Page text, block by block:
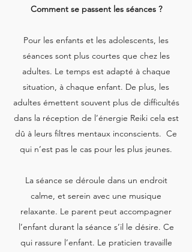
Comment se passent les séances ?
Pour les enfants et les adolescents, les
séances sont plus courtes que chez les
adultes. Le temps est adapté à chaque
situation, à chaque enfant. De plus, les
adultes émettent souvent plus de difficultés
dans la réception de l’énergie Reiki cela est
dû à leurs filtres mentaux inconscients. Ce
qui n’est pas le cas pour les plus jeunes.
La séance se déroule dans un endroit
calme, et serein avec une musique
relaxante. Le parent peut accompagner
l’enfant durant la séance s’il le désire. Ce
qui rassure l’enfant. Le praticien travaille